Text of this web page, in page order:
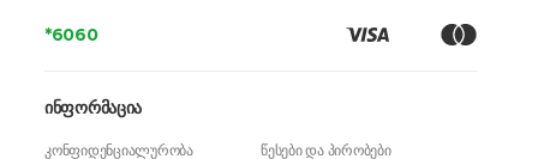
Sim ტიპი Nano-SIM
*6060
ინფორმაცია
კონფიდენციალურობა
წესები და პირობები